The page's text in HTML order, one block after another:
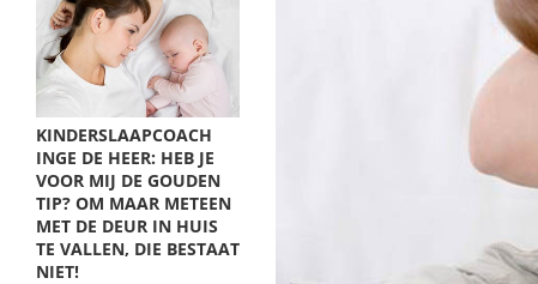
KINDERSLAAPCOACH
INGE DE HEER: HEB JE
VOOR MIJ DE GOUDEN
TIP? OM MAAR METEEN
MET DE DEUR IN HUIS
TE VALLEN, DIE BESTAAT
NIET!